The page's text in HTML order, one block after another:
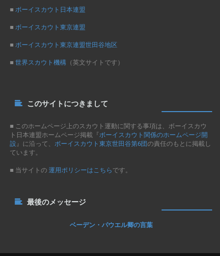
■ ボーイスカウト日本連盟
■ ボーイスカウト東京連盟
■ ボーイスカウト東京連盟世田谷地区
■ 世界スカウト機構 （英文サイトです）
このサイトにつきまして
■ このホームページ上のスカウト運動に関する事項は、ボーイスカウ
ト日本連盟ホームページ掲載『ボーイスカウト関係のホームページ開
設 』に沿って、 ボーイスカウト東京世田谷第6団の責任のもとに掲載し
ています。
■ 当サイトの 運用ポリシーはこちら です。
最後のメッセージ
ベーデン・パウエル卿の言葉